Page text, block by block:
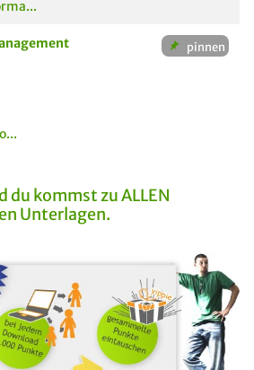
du kommst zu ALLEN
Unterlagen.